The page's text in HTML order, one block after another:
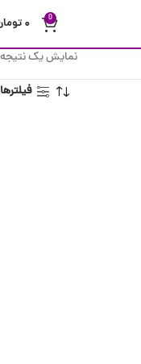
0 ۰
نمایش یک نتیجه
فیلترها